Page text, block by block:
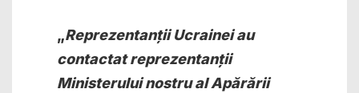
„Reprezentanții Ucrainei au
contactat reprezentanții
Ministerului nostru al Apărării